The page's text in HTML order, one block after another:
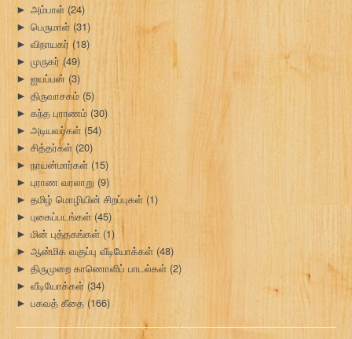
► அம்பாள் (24)
► பெருமாள் (31)
► விநாயகர் (18)
► முருகர் (49)
► ஐயப்பன் (3)
► திருவாசகம் (5)
► கந்த புராணம் (30)
► அடியவர்கள் (54)
► சித்தர்கள் (20)
► நாயன்மார்கள் (15)
► புராண வரலாறு (9)
► தமிழ் மொழியின் சிறப்புகள் (1)
► புகைப்படங்கள்(45)
► மின் புத்தகங்கள் (1)
► ஆன்மிக வகுப்பு வீடியோக்கள் (48)
► திருமுறை காணொளிப் பாடல்கள் (2)
► வீடியோக்கள்(34)
► பகவத் கீதை (166)